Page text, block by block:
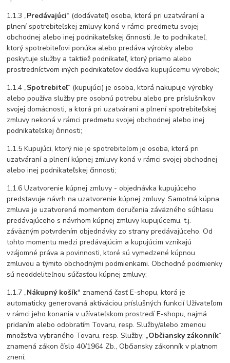
1.1.3 „Predávajúci“ (dodávateľ) osoba, ktorá pri uzatváraní a
plnení spotrebiteľskej zmluvy koná v rámci predmetu svojej
obchodnej alebo inej podnikateľskej činnosti. Je to podnikateľ,
ktorý spotrebiteľovi ponúka alebo predáva výrobky alebo
poskytuje služby a taktiež podnikateľ, ktorý priamo alebo
prostredníctvom iných podnikateľov dodáva kupujúcemu výrobok;
1.1.4 „Spotrebiteľ“ (kupujúci) je osoba, ktorá nakupuje výrobky
alebo používa služby pre osobnú potrebu alebo pre príslušníkov
svojej domácnosti, a ktorá pri uzatváraní a plnení spotrebiteľskej
zmluvy nekoná v rámci predmetu svojej obchodnej alebo inej
podnikateľskej činnosti;
1.1.5 Kupujúci, ktorý nie je spotrebiteľom je osoba, ktorá pri
uzatváraní a plnení kúpnej zmluvy koná v rámci svojej obchodnej
alebo inej podnikateľskej činnosti;
1.1.6 Uzatvorenie kúpnej zmluvy - objednávka kupujúceho
predstavuje návrh na uzatvorenie kúpnej zmluvy. Samotná kúpna
zmluva je uzatvorená momentom doručenia záväzného súhlasu
predávajúceho s návrhom kúpnej zmluvy kupujúcemu, t.j.
záväzným potvrdením objednávky zo strany predávajúceho. Od
tohto momentu medzi predávajúcim a kupujúcim vznikajú
vzájomné práva a povinnosti, ktoré sú vymedzené kúpnou
zmluvou a týmito obchodnými podmienkami. Obchodné podmienky
sú neoddeliteľnou súčasťou kúpnej zmluvy;
1.1.7 „Nákupný košík" znamená časť E-shopu, ktorá je
automaticky generovaná aktiváciou príslušných funkcií Užívateľom
v rámci jeho konania v užívateľskom prostredí E-shopu, najmä
pridaním alebo odobratím Tovaru, resp. Služby/alebo zmenou
množstva vybraného Tovaru, resp. Služby; „Občiansky zákonník“
znamená zákon číslo 40/1964 Zb., Občiansky zákonník v platnom
znení;